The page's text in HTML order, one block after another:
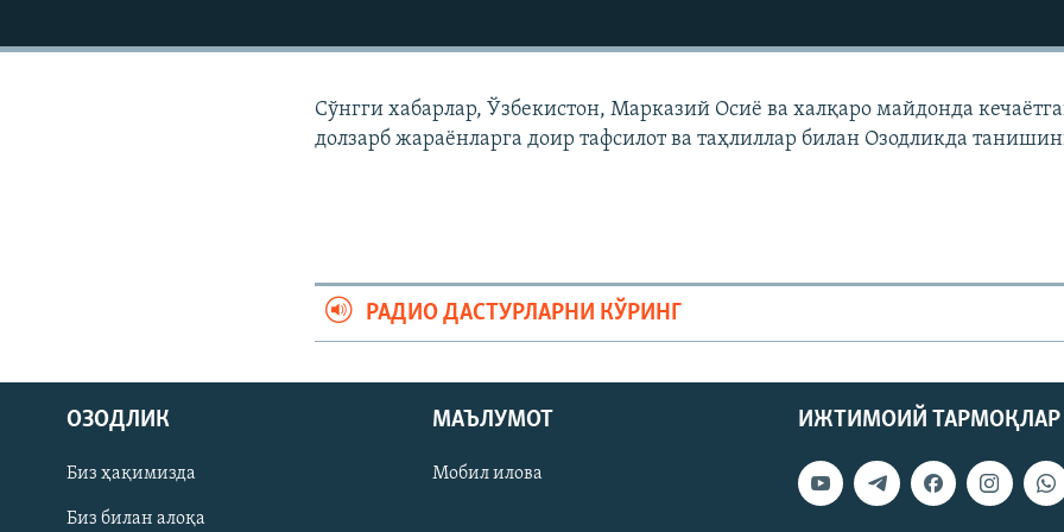
На русском
ИЖТИМОИЙ ТАРМОҚЛАР
Сўнгги хабарлар, Ўзбекистон, Марказий Осиë ва халқаро майдонда
долзарб жараëнларга доир тафсилот ва таҳлиллар билан Озодликда
РАДИО ДАСТУРЛАРНИ КЎРИНГ
ИЖТИМОИЙ ТАРМОҚЛАР
ОЗОДЛИК
Биз ҳақимизда
Биз билан алоқа
МАЪЛУМОТ
Мобил илова